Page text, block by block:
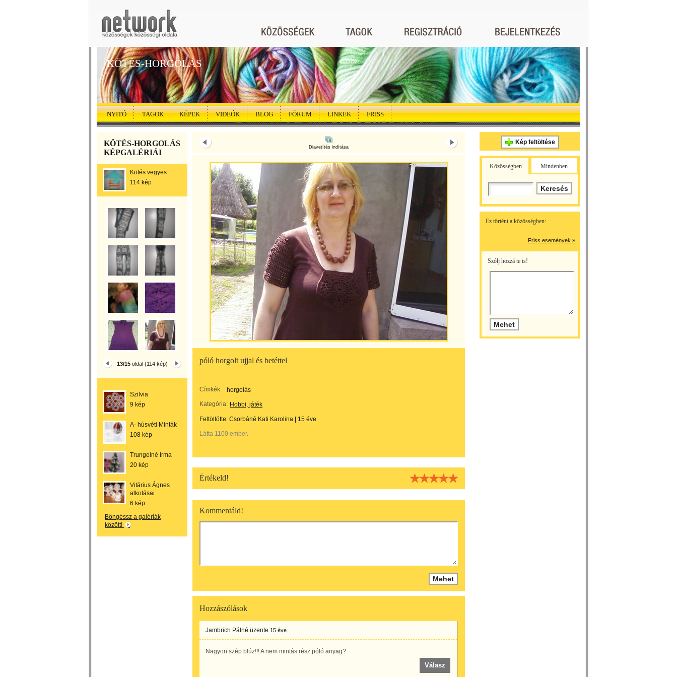
KÖTÉS-HORGOLÁS
NYITÓ TAGOK KÉPEK VIDEÓK BLOG FÓRUM LINKEK FRISS
KÖTÉS-HORGOLÁS
KÉPGALÉRIÁI
Kötés vegyes
114 kép
13/15oldal (114 kép)
Szilvia
9 kép
A- húsvéti Minták
108 kép
Trungelné Irma
20 kép
Vitárius Ágnes
alkotásai
6 kép
Böngéssz a galériák
között!
Diavetítés indítása
póló horgolt ujjal és betéttel
Címkék:
horgolás
Kategória: Hobbi, játék
Feltöltötte: Csorbáné Kati Karolina 15 éve
Látta 1100 ember.
Értékeld!
Kommentáld!
Hozzászólások
Jambrich Pálné üzente 15 éve
Nagyon szép blúz!!! A nem mintás rész póló anyag?
Válasz
Kép feltöltése
Közösségben Mindenben
Ez történt a közösségben:
Friss események »
Szólj hozzá te is!